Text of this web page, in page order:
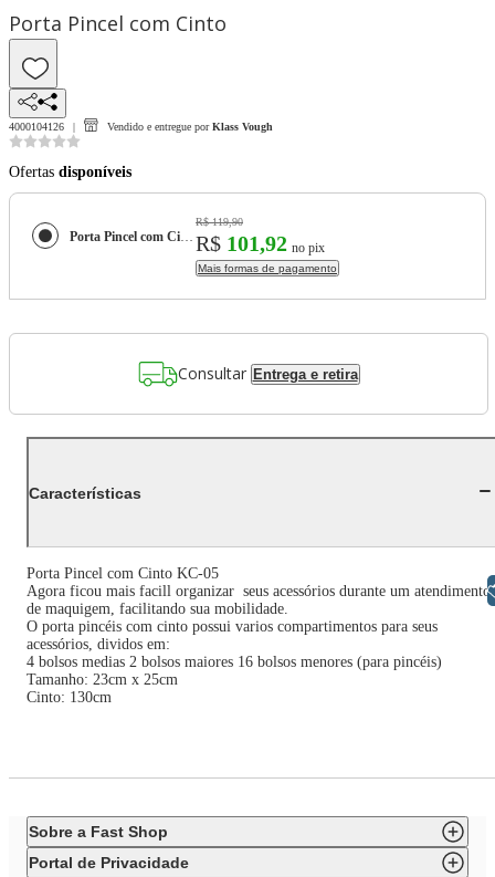
Porta Pincel com Cinto
4000104126 Vendido e entregue por Klass Vough
Ofertas disponíveis
Porta Pincel com Cinto
R$ 119,90
R$ 101,92 no pix
Mais formas de pagamento
Consultar Entrega e retira
Características
Porta Pincel com Cinto KC-05
Agora ficou mais facill organizar seus acessórios durante um atendimento
de maquigem, facilitando sua mobilidade.
O porta pincéis com cinto possui varios compartimentos para seus
acessórios, dividos em:
4 bolsos medias 2 bolsos maiores 16 bolsos menores (para pincéis)
Tamanho: 23cm x 25cm
Cinto: 130cm
Sobre a Fast Shop
Portal de Privacidade
Libras